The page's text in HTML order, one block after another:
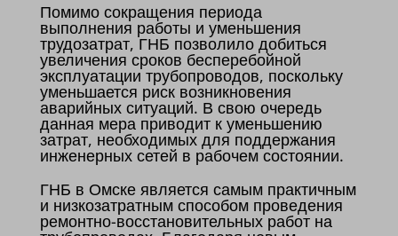
Помимо сокращения периода
выполнения работы и уменьшения
трудозатрат, ГНБ позволило добиться
увеличения сроков бесперебойной
эксплуатации трубопроводов, поскольку
уменьшается риск возникновения
аварийных ситуаций. В свою очередь
данная мера приводит к уменьшению
затрат, необходимых для поддержания
инженерных сетей в рабочем состоянии.
ГНБ в Омске является самым практичным
и низкозатратным способом проведения
ремонтно-восстановительных работ на